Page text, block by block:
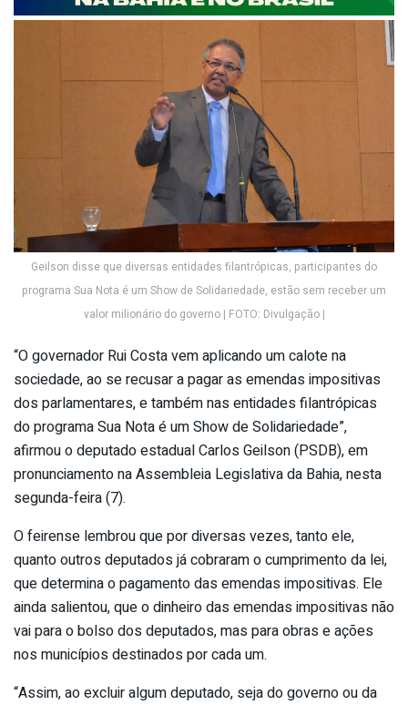
Geilson disse que diversas entidades filantrópicas, participantes do
programa Sua Nota é um Show de Solidariedade, estão sem receber um
valor milionário do governo | FOTO: Divulgação |
“O governador Rui Costa vem aplicando um calote na
sociedade, ao se recusar a pagar as emendas impositivas
dos parlamentares, e também nas entidades filantrópicas
do programa Sua Nota é um Show de Solidariedade”,
afirmou o deputado estadual Carlos Geilson (PSDB), em
pronunciamento na Assembleia Legislativa da Bahia, nesta
segunda-feira (7).
O feirense lembrou que por diversas vezes, tanto ele,
quanto outros deputados já cobraram o cumprimento da lei,
que determina o pagamento das emendas impositivas. Ele
ainda salientou, que o dinheiro das emendas impositivas não
vai para o bolso dos deputados, mas para obras e ações
nos municípios destinados por cada um.
“Assim, ao excluir algum deputado, seja do governo ou da